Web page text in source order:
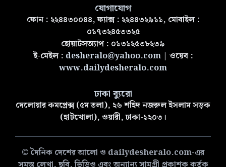
যোগাযোগ
ফোন : ২২৪৪৩০০৪৪, ফ্যাক্স : ২২৪৪৩২৯১১, মোবাইল :
০১৭৩২৪৫৩৩২৫
হোয়াটসঅ্যাপ : ০১৩১২৫৩৮২৩৯
ই-মেইল : desheralo@yahoo.com| ওয়েব :
www.dailydesheralo.com
ঢাকা ব্যুরো
দেলোয়ার কমপ্লেক্স (৫ম তলা), ২৬ শহিদ নজরুল ইসলাম সড়ক
(হাটখোলা), ওয়ারী, ঢাকা-১২০৩।
© দৈনিক দেশের আলো ও dailydesheralo.com-এর